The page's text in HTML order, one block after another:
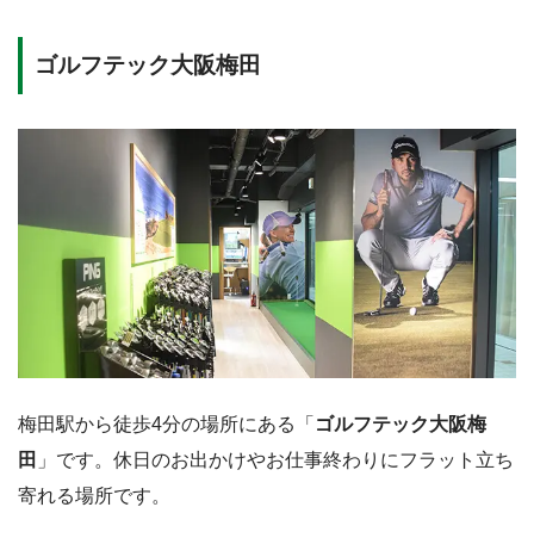
ゴルフテック大阪梅田
梅田駅から徒歩4分の場所にある「 ゴルフテック大阪梅
田 」です。休日のお出かけやお仕事終わりにフラット立ち
寄れる場所です。